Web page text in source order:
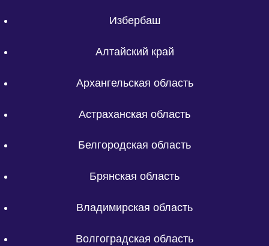
Избербаш
Алтайский край
Архангельская область
Астраханская область
Белгородская область
Брянская область
Владимирская область
Волгоградская область